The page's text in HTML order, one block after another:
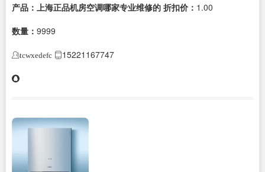
产品：上海正品机房空调哪家专业维修的 折扣价： 1.00
数量： 9999
tcwxedefc 15221167747